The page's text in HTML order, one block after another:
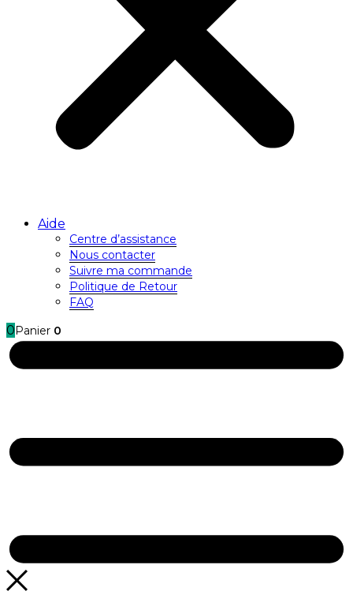
Aide
Centre d’assistance
Nous contacter
Suivre ma commande
Politique de Retour
FAQ
0 Panier 0